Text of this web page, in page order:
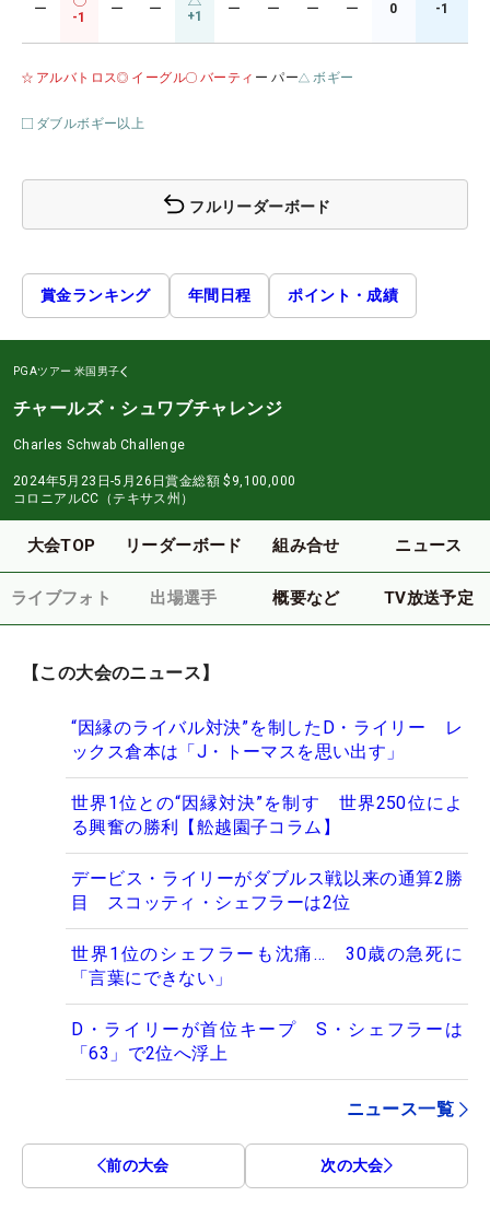
ー
-1
ー ー +1 ー ー ー ー 0 -1
アルバトロス イーグル バーティ ー パー ボギー
ダブルボギー以上
フルリーダーボード
賞金ランキング 年間日程 ポイント・成績
PGAツアー 米国男子
チャールズ・シュワブチャレンジ
Charles Schwab Challenge
2024年5月23日-5月26日賞金総額 $9,100,000
コロニアルCC（テキサス州）
大会TOP リーダーボード 組み合せ ニュース
ライブフォト 出場選手 概要など TV放送予定
【この大会のニュース】
“因縁のライバル対決”を制したD・ライリー レ
ックス倉本は「J・トーマスを思い出す」
世界1位との“因縁対決”を制す 世界250位によ
る興奮の勝利【舩越園子コラム】
デービス・ライリーがダブルス戦以来の通算2勝
目 スコッティ・シェフラーは2位
世界1位のシェフラーも沈痛… 30歳の急死に
「言葉にできない」
D・ライリーが首位キープ S・シェフラーは
「63」で2位へ浮上
ニュース一覧
前の大会 次の大会